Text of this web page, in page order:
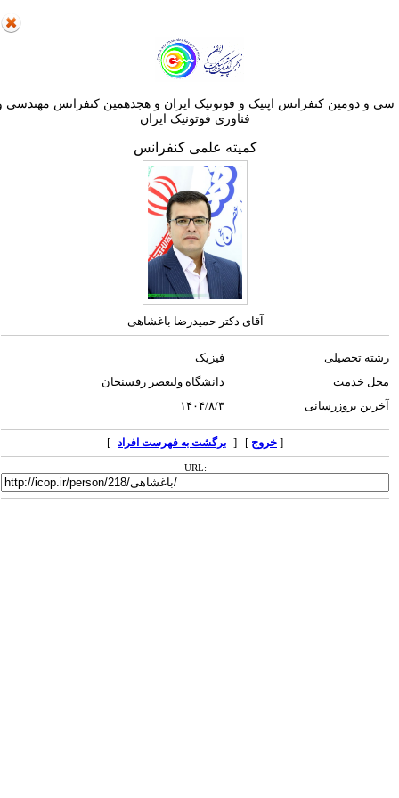
و دومین کنفرانس اپتيک و فوتونيک ایران و هجدهمين کنفرانس مهندسی و
فناوری فوتونيک ايران
کمیته علمی کنفرانس
آقای دکتر حمیدرضا باغشاهی
رشته تحصیلی
فیزیک
محل خدمت
دانشگاه ولیعصر رفسنجان
آخرین بروزرسانی
۱۴۰۴/۸/۳
خروج] [ برگشت به فهرست افراد ]
URL: